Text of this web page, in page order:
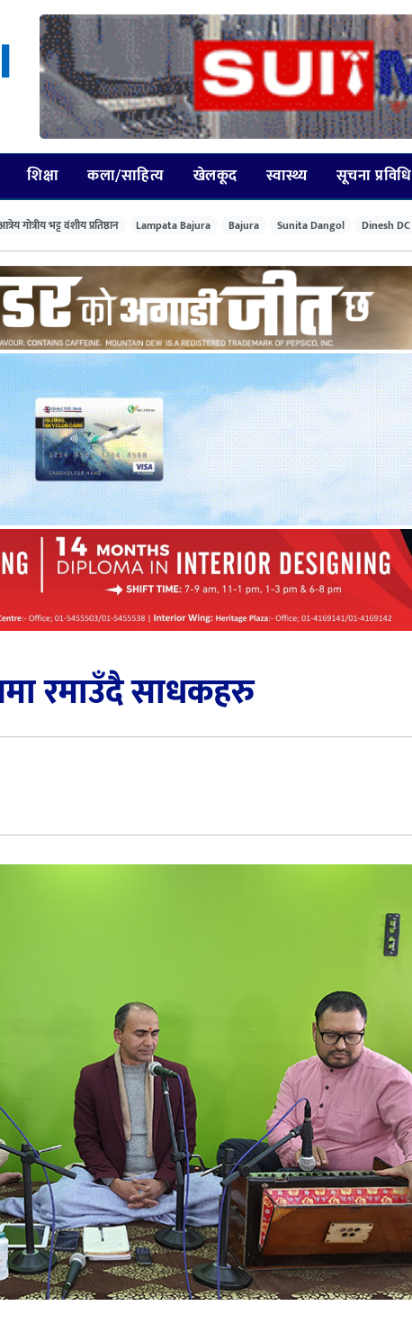
शिक्षा कला/साहित्य खेलकूद स्वास्थ्य सूचना प्रविधि
गोत्रीय भट्ट वंशीय प्रतिष्ठान Lampata Bajura Bajura Sunita Dangol Dinesh DC
रमाउँदै साधकहरु